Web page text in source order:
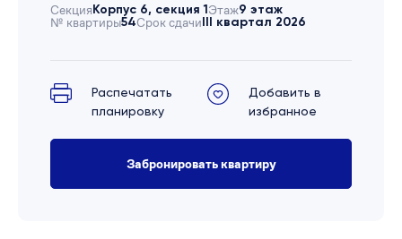
СекцияКорпус 6, секция 1Этаж9 этаж
№ квартиры54Срок сдачиIII квартал 2026
Распечатать
планировку
Добавить в
избранное
Забронировать квартиру